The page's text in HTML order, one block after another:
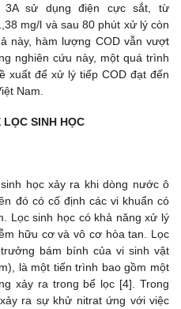
sử dụng điện cực sắt, từ
mg/l và sau 80 phút xử lý còn
này, hàm lượng COD vẫn vượt
nghiên cứu này, một quá trình
xuất để xử lý tiếp COD đạt đến
Nam.
LỌC SINH HỌC
học xảy ra khi dòng nước ô
đó có cố định các vi khuẩn có
Lọc sinh học có khả năng xử lý
hữu cơ và vô cơ hòa tan. Lọc
bám bính của vi sinh vật
là một tiến trình bao gồm một
xảy ra trong bể lọc [4]. Trong
ra sự khử nitrat ứng với việc